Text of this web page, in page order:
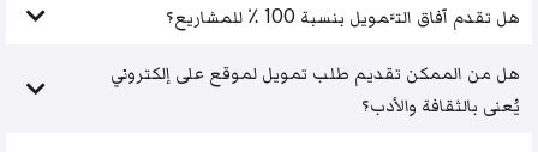
هل تقدم آفاق التَّمويل بنسبة 100 ٪ للمشاريع؟
هل من الممكن تقديم طلب تمويل لموقع على إلكتروني
يُعنى بالثقافة والأدب؟